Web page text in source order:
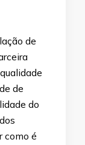
de
de
do
como é